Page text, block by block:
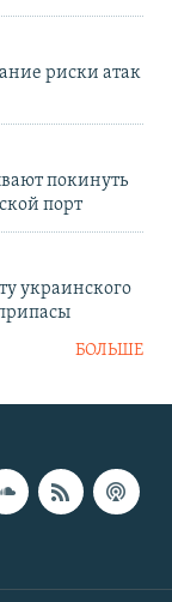
риски атак
покинуть
порт
украинского
БОЛЬШЕ